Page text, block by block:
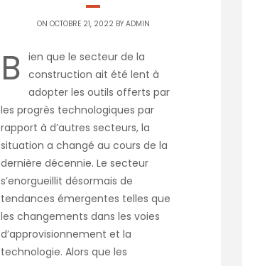
ON OCTOBRE 21, 2022 BY ADMIN
B ien que le secteur de la
construction ait été lent à
adopter les outils offerts par
les progrès technologiques par
rapport à d’autres secteurs, la
situation a changé au cours de la
dernière décennie. Le secteur
s’enorgueillit désormais de
tendances émergentes telles que
les changements dans les voies
d’approvisionnement et la
technologie. Alors que les